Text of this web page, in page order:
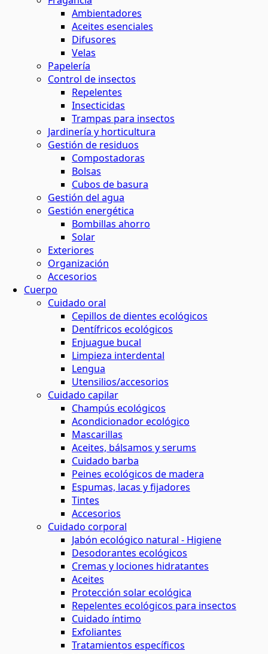
Ambientadores
Aceites esenciales
Difusores
Velas
Papelería
Control de insectos
Repelentes
Insecticidas
Trampas para insectos
Jardinería y horticultura
Gestión de residuos
Compostadoras
Bolsas
Cubos de basura
Gestión del agua
Gestión energética
Bombillas ahorro
Solar
Exteriores
Organización
Accesorios
Cuerpo
Cuidado oral
Cepillos de dientes ecológicos
Dentífricos ecológicos
Enjuague bucal
Limpieza interdental
Lengua
Utensilios/accesorios
Cuidado capilar
Champús ecológicos
Acondicionador ecológico
Mascarillas
Aceites, bálsamos y serums
Cuidado barba
Peines ecológicos de madera
Espumas, lacas y fijadores
Tintes
Accesorios
Cuidado corporal
Jabón ecológico natural - Higiene
Desodorantes ecológicos
Cremas y lociones hidratantes
Aceites
Protección solar ecológica
Repelentes ecológicos para insectos
Cuidado íntimo
Exfoliantes
Tratamientos específicos